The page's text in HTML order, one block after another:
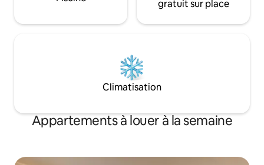
gratuit sur place
Climatisation
Appartements à louer à la semaine